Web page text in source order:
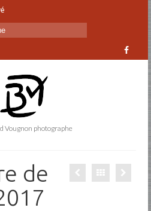
Vougnon photographe
de